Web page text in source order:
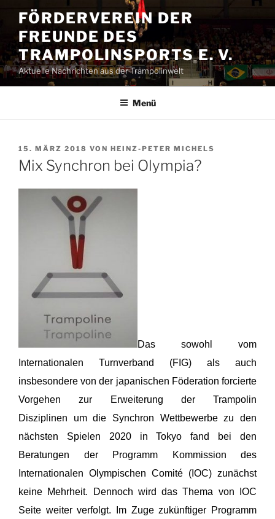
Inhalt
springen
FÖRDERVEREIN DER
FREUNDE DES
TRAMPOLINSPORTS E. V.
Aktuelle Nachrichten aus der Trampolinwelt
Menü
VERÖFFENTLICHT
AM
15. MÄRZ 2018 VON HEINZ-PETER MICHELS
Mix Synchron bei Olympia?
Das sowohl vom
Internationalen Turnverband (FIG) als auch
insbesondere von der japanischen Föderation forcierte
Vorgehen zur Erweiterung der Trampolin
Disziplinen um die Synchron Wettbewerbe zu den
nächsten Spielen 2020 in Tokyo fand bei den
Beratungen der Programm Kommission des
Internationalen Olympischen Comité (IOC) zunächst
keine Mehrheit. Dennoch wird das Thema von IOC
Seite weiter verfolgt. Im Zuge zukünftiger Programm